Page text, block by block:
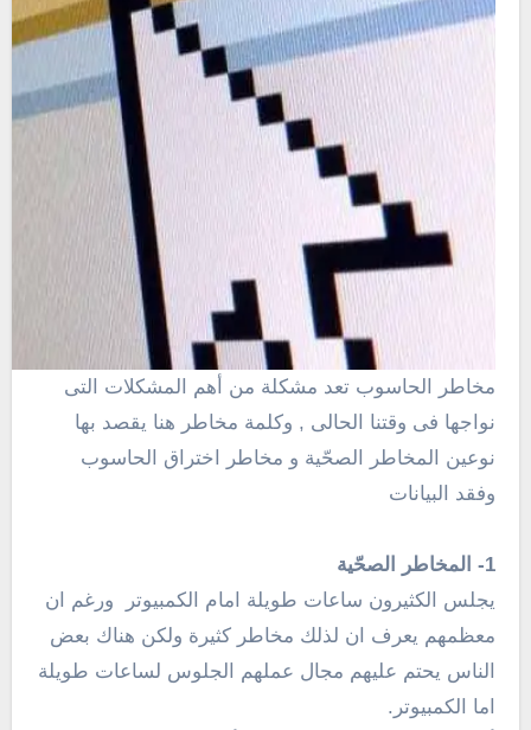
مخاطر الحاسوب تعد مشكلة من أهم المشكلات التى
نواجها فى وقتنا الحالى , وكلمة مخاطر هنا يقصد بها
نوعين المخاطر الصحّية و مخاطر اختراق الحاسوب
وفقد البيانات
1- المخاطر الصحّية
يجلس الكثيرون ساعات طويلة امام الكمبيوتر ورغم ان
معظمهم يعرف ان لذلك مخاطر كثيرة ولكن هناك بعض
الناس يحتم عليهم مجال عملهم الجلوس لساعات طويلة
اما الكمبيوتر.